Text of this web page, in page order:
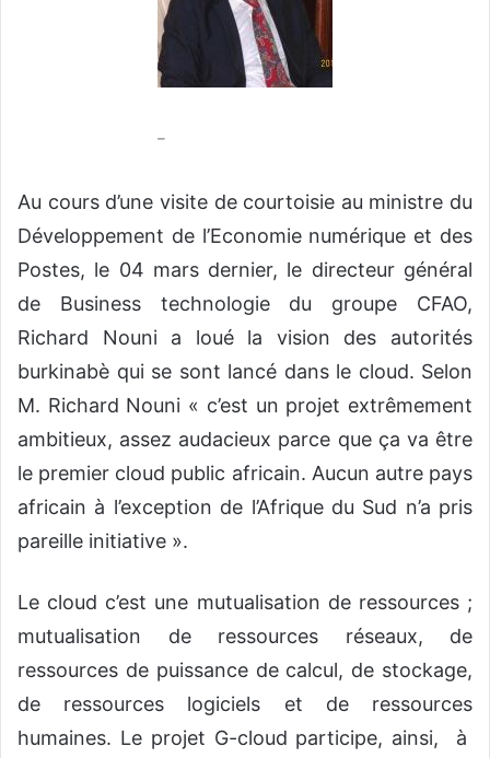
–
Au cours d’une visite de courtoisie au ministre du
Développement de l’Economie numérique et des
Postes, le 04 mars dernier, le directeur général
de Business technologie du groupe CFAO,
Richard Nouni a loué la vision des autorités
burkinabè qui se sont lancé dans le cloud. Selon
M. Richard Nouni « c’est un projet extrêmement
ambitieux, assez audacieux parce que ça va être
le premier cloud public africain. Aucun autre pays
africain à l’exception de l’Afrique du Sud n’a pris
pareille initiative ».
Le cloud c’est une mutualisation de ressources ;
mutualisation de ressources réseaux, de
ressources de puissance de calcul, de stockage,
de ressources logiciels et de ressources
humaines. Le projet G-cloud participe, ainsi, à